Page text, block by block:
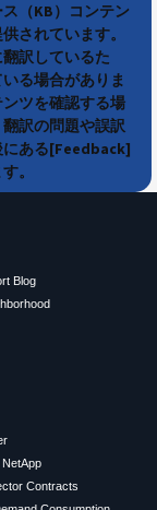
（KB）コンテン
されています。
訳しているた
る場合がありま
ツを確認する場
訳の問題や誤訳
にある[Feedback]
。
Blog
Contracts